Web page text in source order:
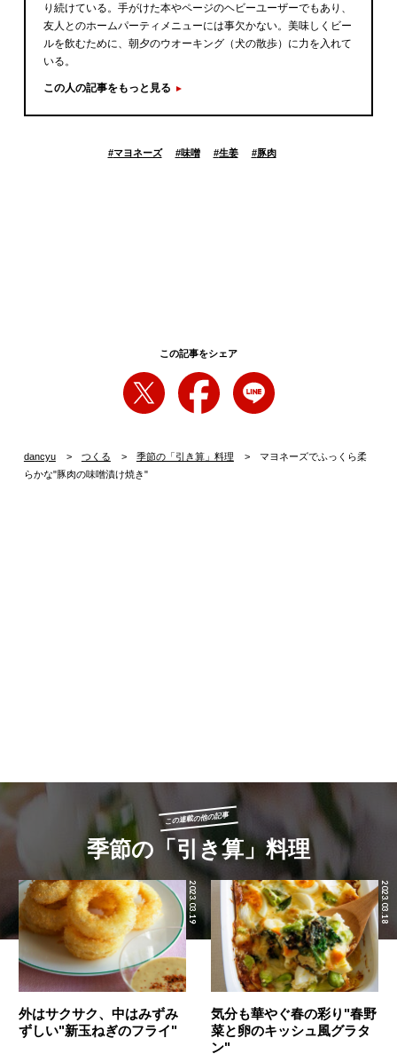
り続けている。手がけた本やページのヘビーユーザーでもあり、
友人とのホームパーティメニューには事欠かない。美味しくビー
ルを飲むために、朝夕のウオーキング（犬の散歩）に力を入れて
いる。
この人の記事をもっと見る
#マヨネーズ #味噌 #生姜 #豚肉
この記事をシェア
dancyu つくる 季節の「引き算」料理
マヨネーズでふっくら柔
らかな"豚肉の味噌漬け焼き"
この連載の他の記事
季節の「引き算」料理
2023.03.19
外はサクサク、中はみずみ
ずしい"新玉ねぎのフライ"
2023.03.18
気分も華やぐ春の彩り"春野
菜と卵のキッシュ風グラタ
ン"